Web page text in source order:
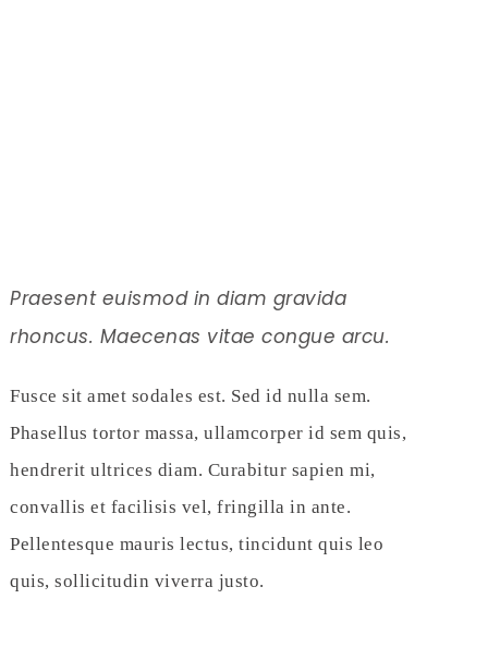
Praesent euismod in diam gravida
rhoncus. Maecenas vitae congue arcu.
Fusce sit amet sodales est. Sed id nulla sem.
Phasellus tortor massa, ullamcorper id sem quis,
hendrerit ultrices diam. Curabitur sapien mi,
convallis et facilisis vel, fringilla in ante.
Pellentesque mauris lectus, tincidunt quis leo
quis, sollicitudin viverra justo.